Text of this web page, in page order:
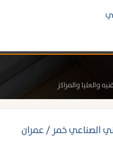
والعليا والمراكز
الصناعي خمر / عمران